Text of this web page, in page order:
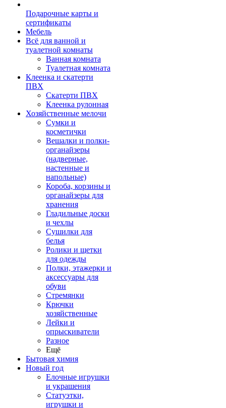
Подарочные карты и
сертификаты
Мебель
Всё для ванной и
туалетной комнаты
Ванная комната
Туалетная комната
Клеенка и скатерти
ПВХ
Скатерти ПВХ
Клеенка рулонная
Хозяйственные мелочи
Сумки и
косметички
Вешалки и полки-
органайзеры
(надверные,
настенные и
напольные)
Короба, корзины и
органайзеры для
хранения
Гладильные доски
и чехлы
Сушилки для
белья
Ролики и щетки
для одежды
Полки, этажерки и
аксессуары для
обуви
Стремянки
Крючки
хозяйственные
Лейки и
опрыскиватели
Разное
Ещё
Бытовая химия
Новый год
Елочные игрушки
и украшения
Статуэтки,
игрушки и